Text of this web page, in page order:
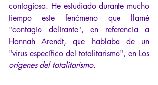
contagiosa. He estudiado durante mucho
tiempo este fenómeno que llamé
"contagio delirante", en referencia a
Hannah Arendt, que hablaba de un
orígenes del totalitarismo.